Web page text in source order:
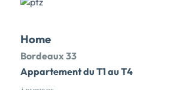
Home
Bordeaux 33
Appartement du T1 au T4